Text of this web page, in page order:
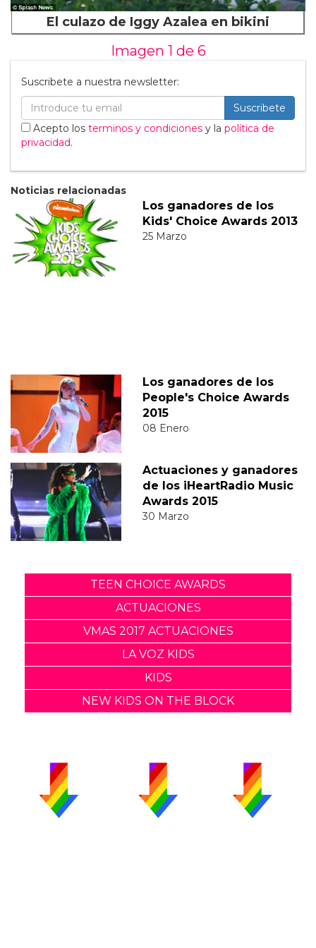
El culazo de Iggy Azalea en bikini
Imagen 1 de 6
Suscribete a nuestra newsletter:
Suscribete
Acepto los terminos y condiciones y la política de
privacidad.
Noticias relacionadas
Los ganadores de los
Kids' Choice Awards 2013
25 Marzo
Los ganadores de los
People's Choice Awards
2015
08 Enero
Actuaciones y ganadores
de los iHeartRadio Music
Awards 2015
30 Marzo
TEEN CHOICE AWARDS
ACTUACIONES
VMAS 2017 ACTUACIONES
LA VOZ KIDS
KIDS
NEW KIDS ON THE BLOCK